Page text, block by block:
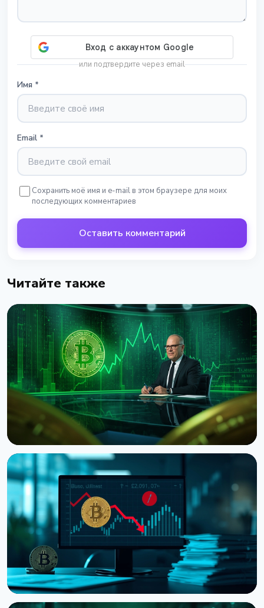
или подтвердите через email
Имя *
Email *
Сохранить моё имя и e-mail в этом браузере для моих
последующих комментариев
Оставить комментарий
Читайте также
Ведущий CNBC Джим Крамер продает Bitcoin из-
за квантовой угрозы от IBM
5 августа 2026 г. 4 мин чтения